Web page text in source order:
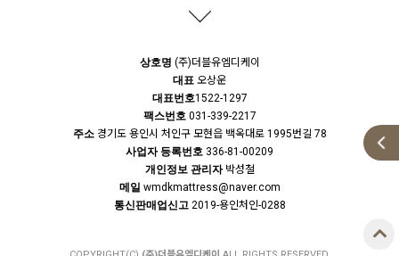
등록된 문의가 없습니다.
상호명 (주)더블유엠디케이
대표 오상운
대표번호1522-1297
팩스번호031-339-2217
주소경기도 용인시 처인구 모현읍 백옥대로 1995번길 78
사업자 등록번호 336-81-00209
개인정보 관리자박성철
메일 wmdkmattress@naver.com
통신판매업신고2019-용인처인-0288